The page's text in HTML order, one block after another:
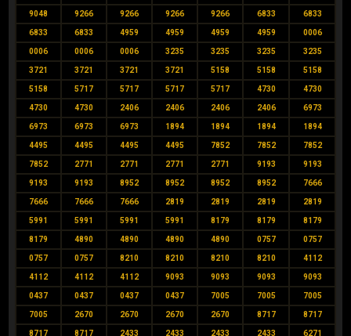
9048 9266 9266 9266 9266 6833 6833
6833 6833 4959 4959 4959 4959 0006
0006 0006 0006 3235 3235 3235 3235
3721 3721 3721 3721 5158 5158 5158
5158 5717 5717 5717 5717 4730 4730
4730 4730 2406 2406 2406 2406 6973
6973 6973 6973 1894 1894 1894 1894
4495 4495 4495 4495 7852 7852 7852
7852 2771 2771 2771 2771 9193 9193
9193 9193 8952 8952 8952 8952 7666
7666 7666 7666 2819 2819 2819 2819
5991 5991 5991 5991 8179 8179 8179
8179 4890 4890 4890 4890 0757 0757
0757 0757 8210 8210 8210 8210 4112
4112 4112 4112 9093 9093 9093 9093
0437 0437 0437 0437 7005 7005 7005
7005 2670 2670 2670 2670 8717 8717
8717 8717 2433 2433 2433 2433 6271